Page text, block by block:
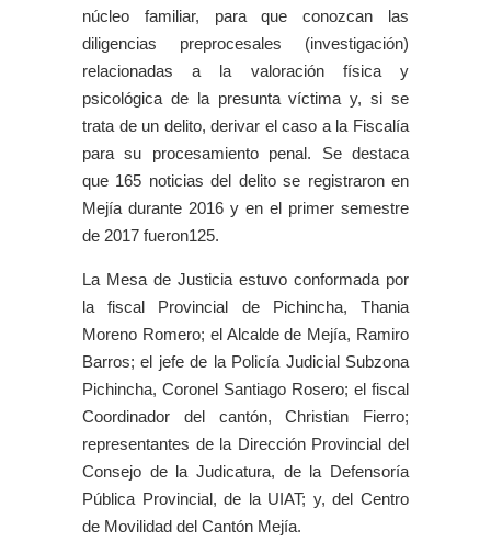
núcleo familiar, para que conozcan las
diligencias preprocesales (investigación)
relacionadas a la valoración física y
psicológica de la presunta víctima y, si se
trata de un delito, derivar el caso a la Fiscalía
para su procesamiento penal. Se destaca
que 165 noticias del delito se registraron en
Mejía durante 2016 y en el primer semestre
de 2017 fueron125.
La Mesa de Justicia estuvo conformada por
la fiscal Provincial de Pichincha, Thania
Moreno Romero; el Alcalde de Mejía, Ramiro
Barros; el jefe de la Policía Judicial Subzona
Pichincha, Coronel Santiago Rosero; el fiscal
Coordinador del cantón, Christian Fierro;
representantes de la Dirección Provincial del
Consejo de la Judicatura, de la Defensoría
Pública Provincial, de la UIAT; y, del Centro
de Movilidad del Cantón Mejía.